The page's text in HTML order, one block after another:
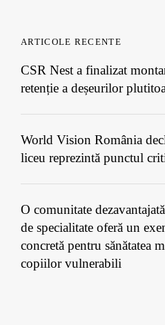
ARTICOLE RECENTE
CSR Nest a finalizat
retenție a deșeurilor
World Vision România
liceu reprezintă punctul
O comunitate
de specialitate oferă un
concretă pentru sănătatea
copiilor vulnerabili